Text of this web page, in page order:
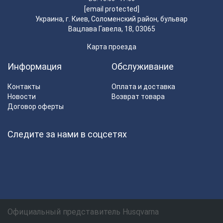
[email protected]
Украина, г. Киев, Соломенский район, бульвар
Вацлава Гавела, 18, 03065
Карта проезда
Информация
Контакты
Новости
Договор оферты
Обслуживание
Оплата и доставка
Возврат товара
Следите за нами в соцсетях
Официальный представитель Husqvarna